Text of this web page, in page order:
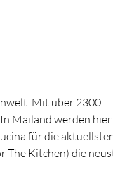
Mit über 2300
Mailand werden
für die
The Kitchen) die